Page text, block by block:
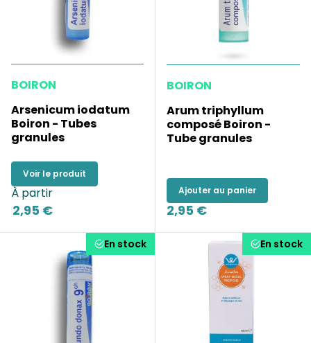
BOIRON
Arsenicum iodatum
Boiron - Tubes
granules
Voir le produit
À partir
2,95 €
BOIRON
Arum triphyllum
composé Boiron -
Tube granules
Ajouter au panier
2,95 €
En stock En stock